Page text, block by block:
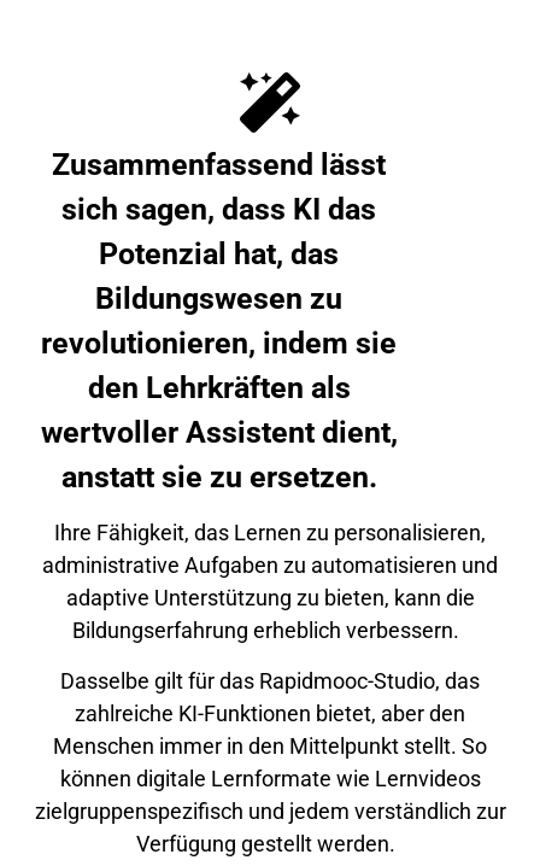
Zusammenfassend lässt
sich sagen, dass KI das
Potenzial hat, das
Bildungswesen zu
revolutionieren, indem sie
den Lehrkräften als
wertvoller Assistent dient,
anstatt sie zu ersetzen.
Ihre Fähigkeit, das Lernen zu personalisieren,
administrative Aufgaben zu automatisieren und
adaptive Unterstützung zu bieten, kann die
Bildungserfahrung erheblich verbessern.
Dasselbe gilt für das Rapidmooc-Studio, das
zahlreiche KI-Funktionen bietet, aber den
Menschen immer in den Mittelpunkt stellt. So
können digitale Lernformate wie Lernvideos
zielgruppenspezifisch und jedem verständlich zur
Verfügung gestellt werden.